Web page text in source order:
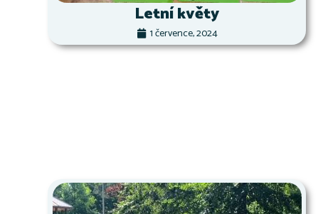
Letní květy
1 července, 2024